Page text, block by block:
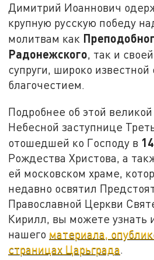
Димитрий Иоаннович
крупную русскую победу
молитвам как
Радонежского, так и
супруги, широко
благочестием.
Подробнее об этой
Небесной заступнице
отошедшей ко Господу в
Рождества Христова, а
ей московском храме,
недавно освятил
Православной Церкви
Кирилл, вы можете узнать
нашего материала,
страницах Царьграда.